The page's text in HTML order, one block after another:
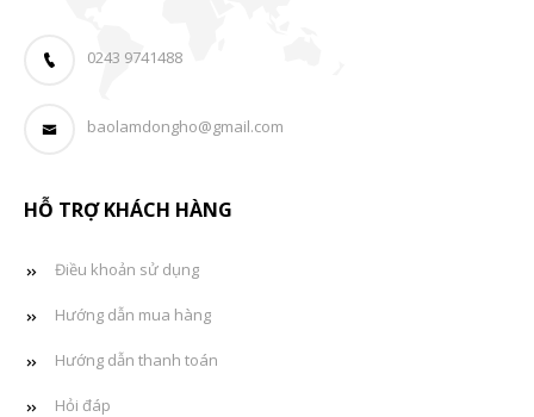
0243 9741488
baolamdongho@gmail.com
HỖ TRỢ KHÁCH HÀNG
Điều khoản sử dụng
Hướng dẫn mua hàng
Hướng dẫn thanh toán
Hỏi đáp